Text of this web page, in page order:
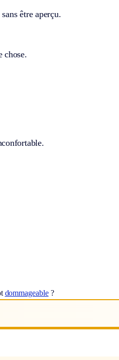
être aperçu.
chose.
dommageable?